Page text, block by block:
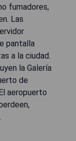
fumadores,
Las
pantalla
a la ciudad.
la Galería
de
aeropuerto